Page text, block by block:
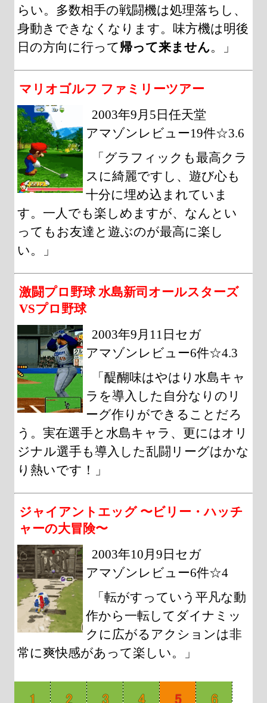
らい。多数相手の戦闘機は処理落ちし、
身動きできなくなります。味方機は明後
日の方向に行って帰って来ません。」
マリオゴルフ ファミリーツアー
2003年9月5日任天堂
アマゾンレビュー19件☆3.6
「グラフィックも最高クラ
スに綺麗ですし、遊び心も
十分に埋め込まれていま
す。一人でも楽しめますが、なんとい
ってもお友達と遊ぶのが最高に楽し
い。」
激闘プロ野球 水島新司オールスターズ
VSプロ野球
2003年9月11日セガ
アマゾンレビュー6件☆4.3
「醍醐味はやはり水島キャ
ラを導入した自分なりのリ
ーグ作りができることだろ
う。実在選手と水島キャラ、更にはオリ
ジナル選手も導入した乱闘リーグはかな
り熱いです！」
ジャイアントエッグ 〜ビリー・ハッチ
ャーの大冒険〜
2003年10月9日セガ
アマゾンレビュー6件☆4
「転がすっていう平凡な動
作から一転してダイナミッ
クに広がるアクションは非
常に爽快感があって楽しい。」